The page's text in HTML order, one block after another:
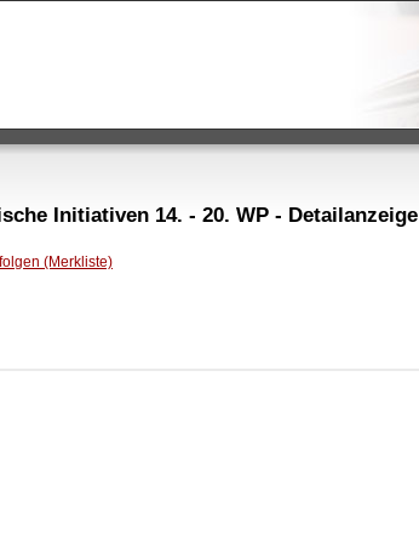
Initiativen 14. - 20. WP - Detailanzeige
(Merkliste)